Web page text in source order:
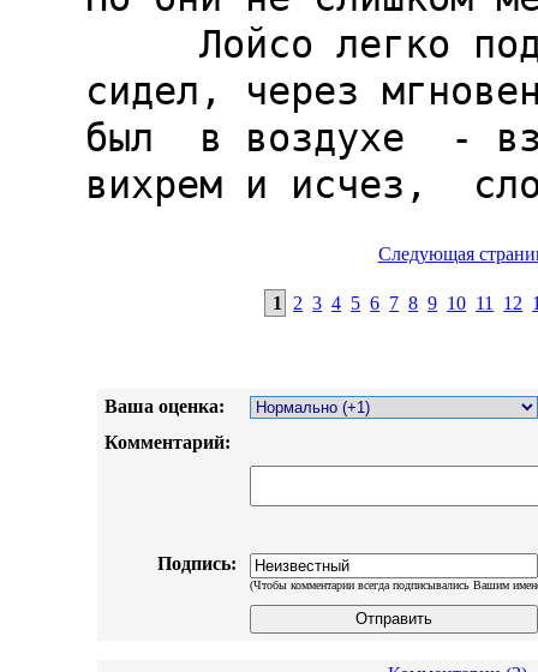
Следующая
1 2 3 4 5 6 7 8 9 10 11 12
Ваша оценка:
Комментарий:
Подпись:
(Чтобы комментарии всегда подписывались Вашим